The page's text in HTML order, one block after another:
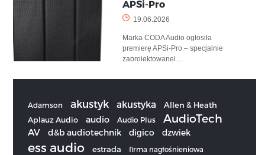
APSi-Pro
19.06.2026
Marka CODA Audio ogłosiła
premierę APSi-Pro – specjalnie
zaprojektowanej…
Adamson akustyk akustyka Allen & Heath
Aplauz Audio audio Audio Plus AudioTech
AV d&b audiotechnik digico dzwiek
ess audio estrada firma nagłośnieniowa